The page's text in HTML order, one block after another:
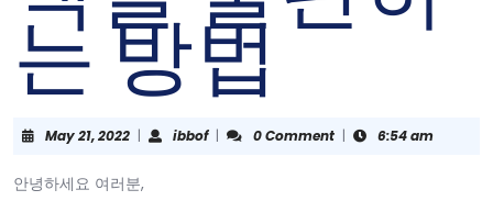
는 방법
May 21, 2022May
2022
| ibbofibbof
| 0 Comment | 6:54 am
안녕하세요 여러분,